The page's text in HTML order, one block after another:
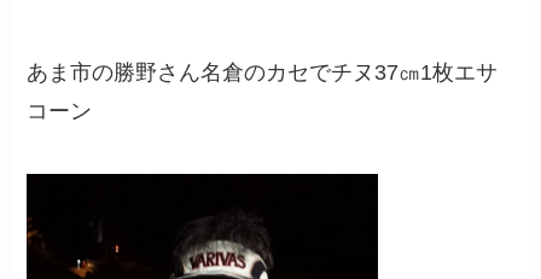
あま市の勝野さん名倉のカセでチヌ37㎝1枚エサ
コーン